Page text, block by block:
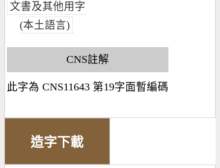
文書及其他用字
(本土語言)
CNS註解
此字為 CNS11643 第19字面暫編碼
造字下載